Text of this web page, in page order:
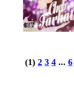
(1) 2 3 4 ... 6